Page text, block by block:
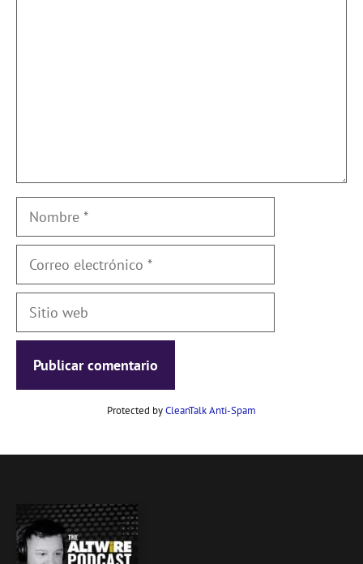
Nombre
Correo
Sitio
Protected byCleanTalk Anti-Spam